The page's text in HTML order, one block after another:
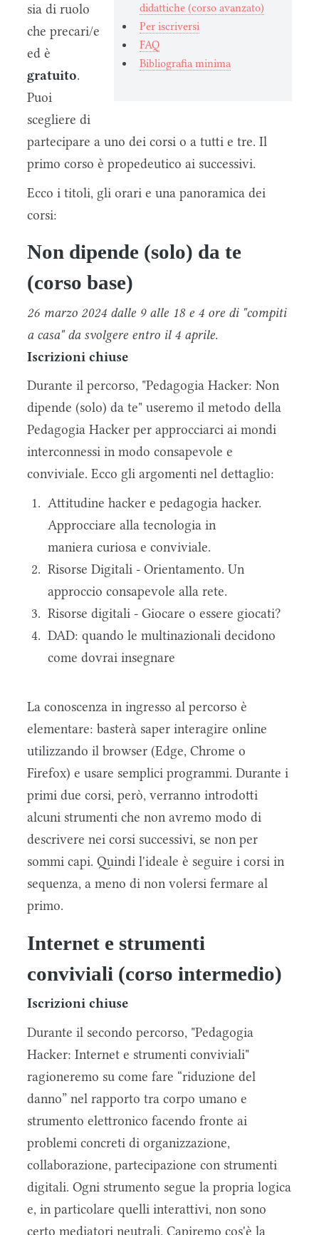
didattiche (corso avanzato)
Per iscriversi
FAQ
Bibliografia minima
sia di ruolo
che precari/e
ed è
gratuito.
Puoi
scegliere di
partecipare a uno dei corsi o a tutti e tre. Il
primo corso è propedeutico ai successivi.
Ecco i titoli, gli orari e una panoramica dei
corsi:
Non dipende (solo) da te
(corso base)
26 marzo 2024 dalle 9 alle 18 e 4 ore di "compiti
a casa" da svolgere entro il 4 aprile.
Iscrizioni chiuse
Durante il percorso, "Pedagogia Hacker: Non
dipende (solo) da te" useremo il metodo della
Pedagogia Hacker per approcciarci ai mondi
interconnessi in modo consapevole e
conviviale. Ecco gli argomenti nel dettaglio:
Attitudine hacker e pedagogia hacker.
Approcciare alla tecnologia in
maniera curiosa e conviviale.
Risorse Digitali - Orientamento. Un
approccio consapevole alla rete.
Risorse digitali - Giocare o essere giocati?
DAD: quando le multinazionali decidono
come dovrai insegnare
La conoscenza in ingresso al percorso è
elementare: basterà saper interagire online
utilizzando il browser (Edge, Chrome o
Firefox) e usare semplici programmi. Durante i
primi due corsi, però, verranno introdotti
alcuni strumenti che non avremo modo di
descrivere nei corsi successivi, se non per
sommi capi. Quindi l'ideale è seguire i corsi in
sequenza, a meno di non volersi fermare al
primo.
Internet e strumenti
conviviali (corso intermedio)
Iscrizioni chiuse
Durante il secondo percorso, "Pedagogia
Hacker: Internet e strumenti conviviali"
ragioneremo su come fare “riduzione del
danno” nel rapporto tra corpo umano e
strumento elettronico facendo fronte ai
problemi concreti di organizzazione,
collaborazione, partecipazione con strumenti
digitali. Ogni strumento segue la propria logica
e, in particolare quelli interattivi, non sono
certo mediatori neutrali. Capiremo cos'è la